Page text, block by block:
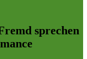
sprechen